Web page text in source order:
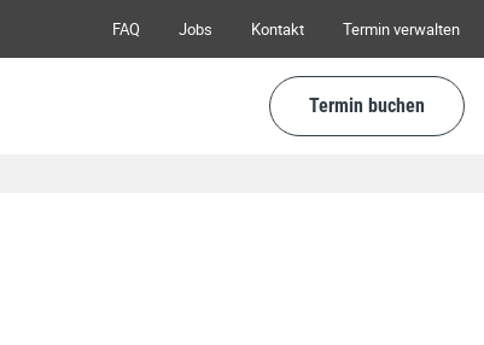
Termin verwalten
Kontakt
Jobs
FAQ
Termin buchen